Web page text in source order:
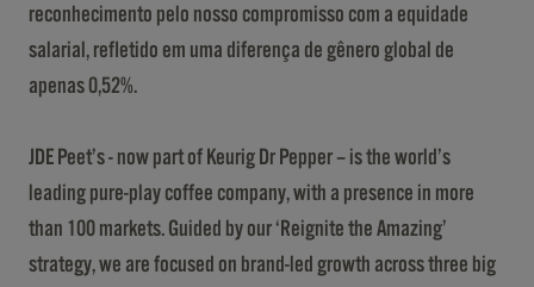
reconhecimento pelo nosso compromisso com a equidade
salarial, refletido em uma diferença de gênero global de
apenas 0,52%.
JDE Peet’s - now part of Keurig Dr Pepper – is the world’s
leading pure-play coffee company, with a presence in more
than 100 markets. Guided by our ‘Reignite the Amazing’
strategy, we are focused on brand-led growth across three big